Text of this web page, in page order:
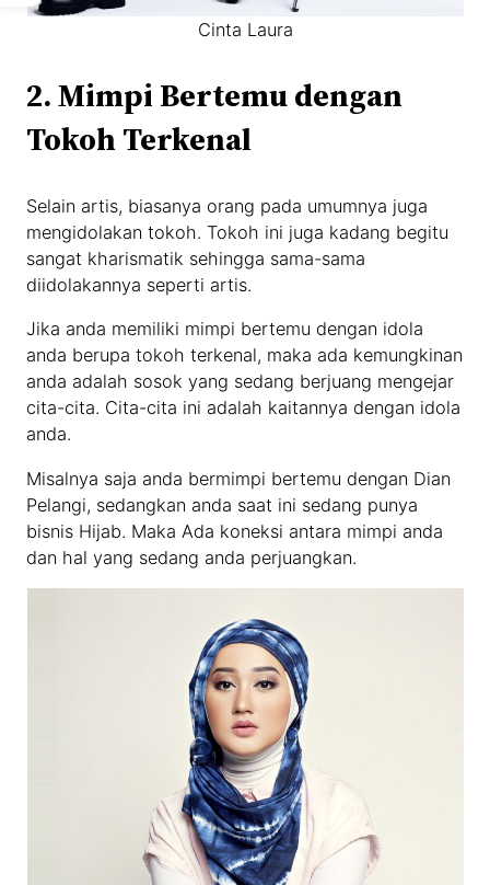
Cinta Laura
2. Mimpi Bertemu dengan
Tokoh Terkenal
Selain artis, biasanya orang pada umumnya juga
mengidolakan tokoh. Tokoh ini juga kadang begitu
sangat kharismatik sehingga sama-sama
diidolakannya seperti artis.
Jika anda memiliki mimpi bertemu dengan idola
anda berupa tokoh terkenal, maka ada kemungkinan
anda adalah sosok yang sedang berjuang mengejar
cita-cita. Cita-cita ini adalah kaitannya dengan idola
anda.
Misalnya saja anda bermimpi bertemu dengan Dian
Pelangi, sedangkan anda saat ini sedang punya
bisnis Hijab. Maka Ada koneksi antara mimpi anda
dan hal yang sedang anda perjuangkan.